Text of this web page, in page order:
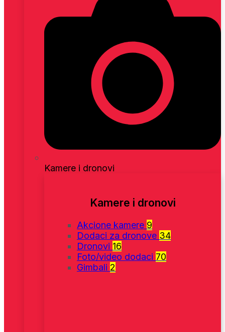
Kamere i dronovi
Kamere i dronovi
Akcione kamere 9
Dodaci za dronove 34
Dronovi 16
Foto/video dodaci 70
Gimbali 2